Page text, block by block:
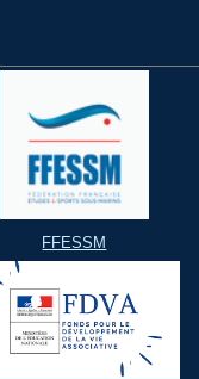
FFESSM